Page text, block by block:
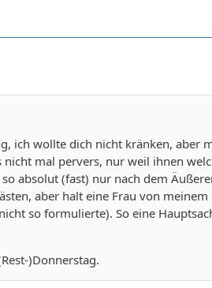
mir auseinandersetzt, daß er mir
doch - will, denke ich, eben
halt nicht noch einen weiteren
Dich natürlich auch glücklich
Mann glücklich zu machen.
zieht jemanden, der auf ihr Gewicht
sein könnten...
ich wollte dich nicht kränken, aber
nicht mal pervers, nur weil ihnen
absolut (fast) nur nach dem
aber halt eine Frau von
so formulierte). So eine
)Donnerstag.